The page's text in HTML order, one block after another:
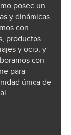
posee un
y dinámicas
con
productos
y ocio, y
con
para
única de